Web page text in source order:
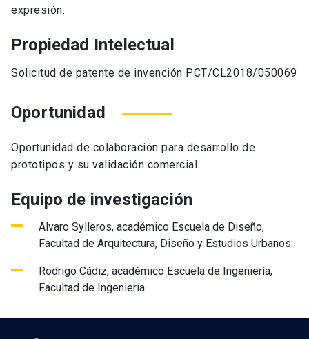
expresión.
Propiedad Intelectual
Solicitud de patente de invención PCT/CL2018/050069
Oportunidad
Oportunidad de colaboración para desarrollo de
prototipos y su validación comercial.
Equipo de investigación
Alvaro Sylleros, académico Escuela de Diseño,
Facultad de Arquitectura, Diseño y Estudios Urbanos.
Rodrigo Cádiz, académico Escuela de Ingeniería,
Facultad de Ingeniería.